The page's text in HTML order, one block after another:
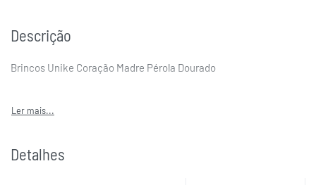
Descrição
Brincos Unike Coração Madre Pérola Dourado
Detalhes